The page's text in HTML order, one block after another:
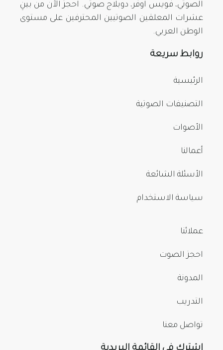
الصوتي، فويس اوفر، دوبلاج صوتي. احجز الآن من بينِ
عشرات المعلقين الصوتيين المحترفين على مستوى
الوطن العربي.
روابط سريعة
الرئيسية
التصنيفات الصوتية
الأصوات
أعمالنا
الأسئلة الشائعة
سياسة الاستخدام
عملائنا
احجز الصوت
المدونة
التدريب
تواصل معنا